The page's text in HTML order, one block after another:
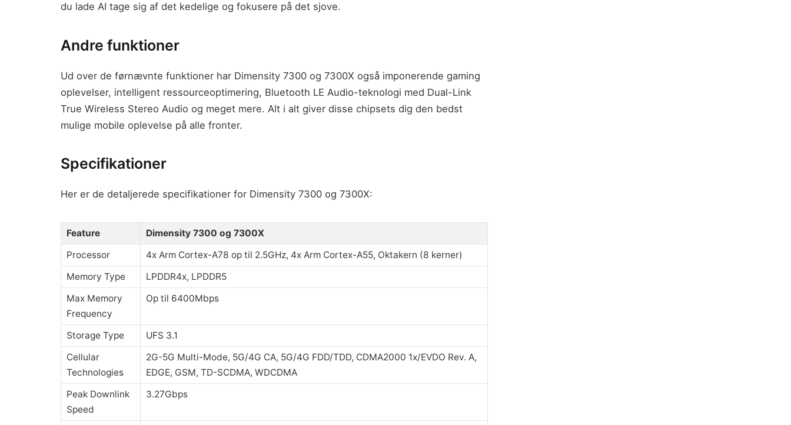
du lade AI tage sig af det kedelige og fokusere på det sjove.
Andre funktioner
Ud over de førnævnte funktioner har Dimensity 7300 og 7300X også imponerende gaming
oplevelser, intelligent ressourceoptimering, Bluetooth LE Audio-teknologi med Dual-Link
True Wireless Stereo Audio og meget mere. Alt i alt giver disse chipsets dig den bedst
mulige mobile oplevelse på alle fronter.
Specifikationer
Her er de detaljerede specifikationer for Dimensity 7300 og 7300X:
Feature
Dimensity 7300 og 7300X
Processor
4x Arm Cortex-A78 op til 2.5GHz, 4x Arm Cortex-A55, Oktakern (8 kerner)
Memory Type
LPDDR4x, LPDDR5
Max Memory
Frequency
Op til 6400Mbps
Storage Type
UFS 3.1
Cellular
Technologies
2G-5G Multi-Mode, 5G/4G CA, 5G/4G FDD/TDD, CDMA2000 1x/EVDO Rev. A,
EDGE, GSM, TD-SCDMA, WDCDMA
Peak Downlink
Speed
3.27Gbps